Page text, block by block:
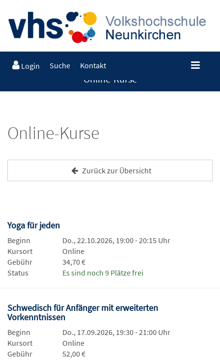
Login Suche Kontakt
Online-Kurse
Online-Kurse
Zurück zur Übersicht
Yoga für jeden
Beginn
Do., 22.10.2026, 19:00 - 20:15 Uhr
Kursort
Online
Gebühr
34,70 €
Status
Es sind noch 9 Plätze frei
Schwedisch für Anfänger mit erweiterten
Vorkenntnissen
Beginn
Do., 17.09.2026, 19:30 - 21:00 Uhr
Kursort
Online
Gebühr
52,00 €